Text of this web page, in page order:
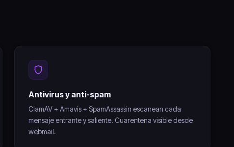
Antivirus y anti-spam
ClamAV + Amavis + SpamAssassin escanean cada
mensaje entrante y saliente. Cuarentena visible desde
webmail.